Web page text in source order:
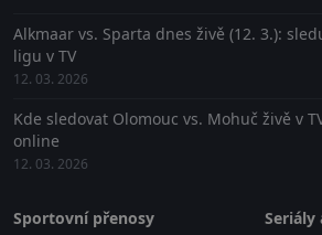
Alkmaar vs. Sparta dnes živě (12. 3.):
ligu v TV
12. 03. 2026
Kde sledovat Olomouc vs. Mohuč živě v
online
12. 03. 2026
Sportovní přenosy
Seriály